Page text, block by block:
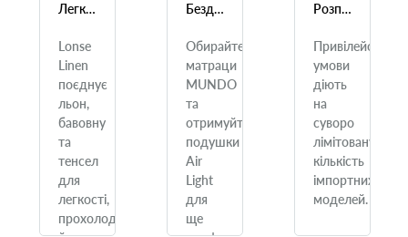
Легкість, створена природою
Lonse
Linen
поєднує
льон,
бавовну
та
тенсел
для
легкості,
прохолоди
Бездоганний сон починається тут
Обирайте
матраци
MUNDO
та
отримуйте
подушки
Air
Light
для
ще
Розпродаж турецьких матраців
Привілейовані
умови
діють
на
суворо
лімітовану
кількість
імпортних
моделей.